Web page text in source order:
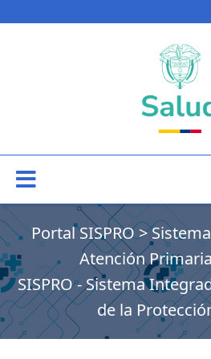
Portal SISPRO>
Atención
SISPRO - Sistema
de la